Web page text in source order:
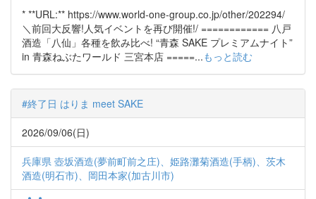
* **URL:** https://www.world-one-group.co.jp/other/202294/
＼前回大反響!人気イベントを再び開催!/ ============ 八戸
酒造「八仙」各種を飲み比べ! “青森 SAKE プレミアムナイト”
in 青森ねぶたワールド 三宮本店 =====...もっと読む
#終了日 はりま meet SAKE
2026/09/06(日)
兵庫県 壺坂酒造(夢前町前之庄)、姫路灘菊酒造(手柄)、茨木
酒造(明石市)、岡田本家(加古川市)